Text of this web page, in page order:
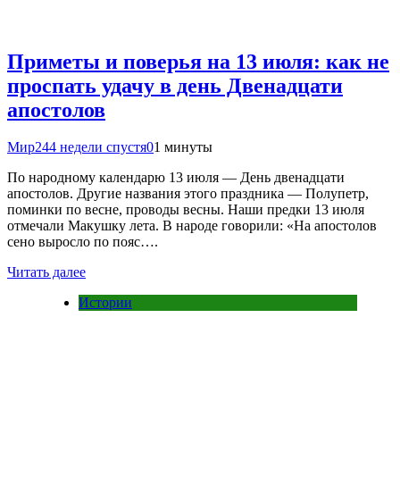
Приметы и поверья на 13 июля: как не
проспать удачу в день Двенадцати
апостолов
Мир244 недели спустя01 минуты
По народному календарю 13 июля — День двенадцати
апостолов. Другие названия этого праздника — Полупетр,
поминки по весне, проводы весны. Наши предки 13 июля
отмечали Макушку лета. В народе говорили: «На апостолов
сено выросло по пояс….
Читать далее
Истории